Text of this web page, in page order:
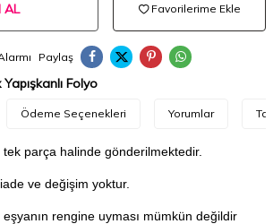
AL Favorilerime Ekle
Paylaş
Folyo
Ödeme Seçenekleri Yorumlar
parça halinde gönderilmektedir.
ve değişim yoktur.
rengine uyması mümkün değildir